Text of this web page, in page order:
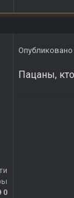
0
Опубликовано
Пацаны,